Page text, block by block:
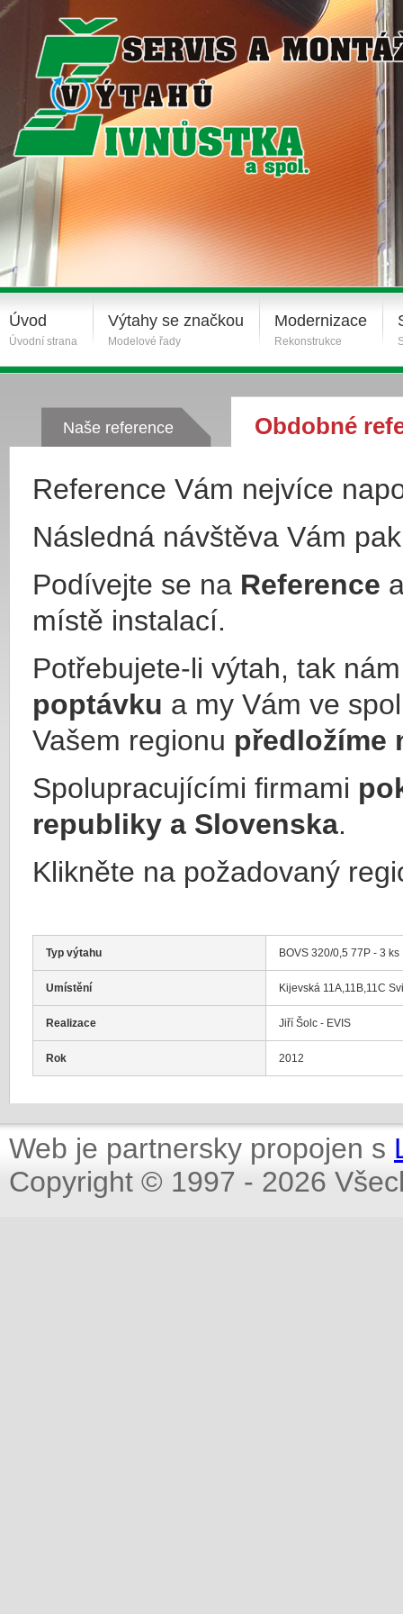
Úvod
Úvodní strana
Výtahy se značkou
Modelové řady
Modernizace
Rekonstrukce
Naše reference Obdobné
Reference Vám nejvíce
Následná návštěva Vám
Podívejte se na Reference
místě instalací.
Potřebujete-li výtah, tak
poptávku a my Vám ve
Vašem regionu předložíme
Spolupracujícími firmami
republiky a Slovenska.
Klikněte na požadovaný
Typ výtahu BOVS 320/0,5 77P - 3 ks
Umístění Kijevská 11A,11B,11C
Realizace Jiří Šolc - EVIS
Rok 2012
Web je partnersky propojen s
Copyright © 1997 - 2026